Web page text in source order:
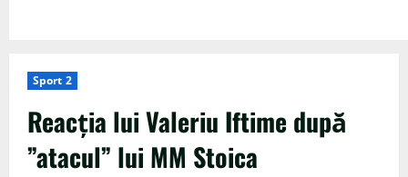
Sport 2
Reacția lui Valeriu Iftime după
”atacul” lui MM Stoica